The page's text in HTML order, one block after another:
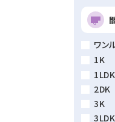
ワン
1K
1LDK
2DK
3K
3LDK